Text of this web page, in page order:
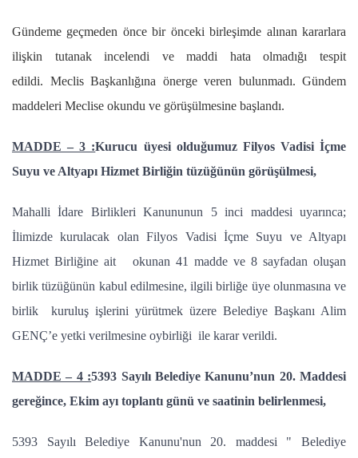
Gündeme geçmeden önce bir önceki birleşimde alınan kararlara
ilişkin tutanak incelendi ve maddi hata olmadığı tespit
edildi. Meclis Başkanlığına önerge veren bulunmadı. Gündem
maddeleri Meclise okundu ve görüşülmesine başlandı.
MADDE – 3 :Kurucu üyesi olduğumuz Filyos Vadisi İçme
Suyu ve Altyapı Hizmet Birliğin tüzüğünün görüşülmesi,
Mahalli İdare Birlikleri Kanununun 5 inci maddesi uyarınca;
İlimizde kurulacak olan Filyos Vadisi İçme Suyu ve Altyapı
Hizmet Birliğine ait okunan 41 madde ve 8 sayfadan oluşan
birlik tüzüğünün kabul edilmesine, ilgili birliğe üye olunmasına ve
birlik kuruluş işlerini yürütmek üzere Belediye Başkanı Alim
GENÇ’e yetki verilmesine oybirliği ile karar verildi.
MADDE – 4 :5393 Sayılı Belediye Kanunu’nun 20. Maddesi
gereğince, Ekim ayı toplantı günü ve saatinin belirlenmesi,
5393 Sayılı Belediye Kanunu'nun 20. maddesi " Belediye